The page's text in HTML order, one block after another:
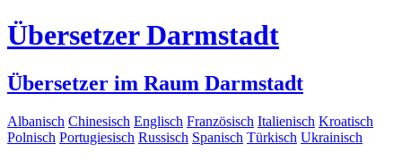
Übersetzer Darmstadt
Übersetzer im Raum Darmstadt
Albanisch Chinesisch Englisch Französisch Italienisch Kroatisch
Polnisch Portugiesisch Russisch Spanisch Türkisch Ukrainisch